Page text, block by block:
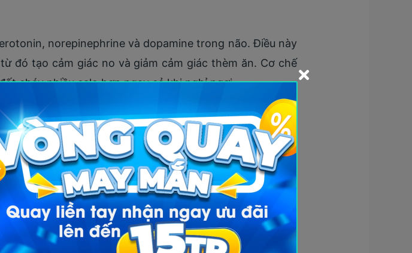
norepinephrine và dopamine trong não. Điều này
đó tạo cảm giác no và giảm cảm giác thèm ăn. Cơ chế
cháy nhiều calo hơn ngay cả khi nghỉ ngơi.
đặc biệt đối với những người không đáp ứng tốt với chế
đơn kết hợp với chế độ dinh dưỡng khoa học và vận
số nghiên cứu đã chỉ ra rằng người dùng sibutramine có
1 năm.
vào năm 2000, các nhà nghiên cứu đã đánh giá
Kết quả cho thấy sau 12 tháng, những người sử dụng